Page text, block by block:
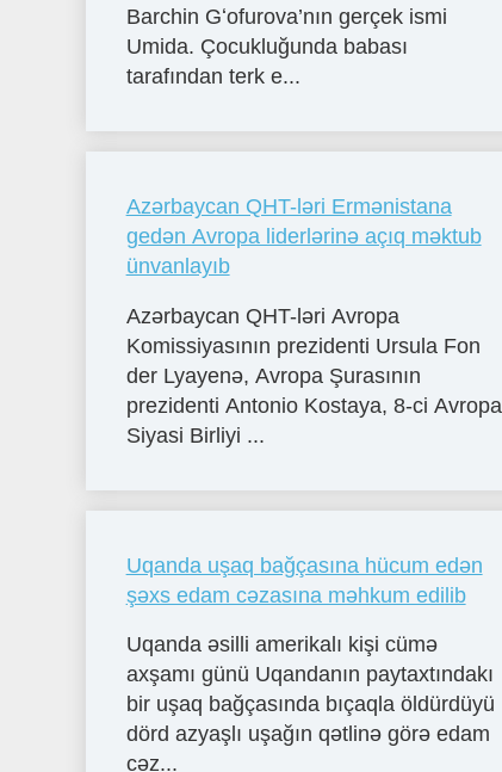
Barchin Gʻofurova’nın gerçek ismi
Umida. Çocukluğunda babası
tarafından terk e...
Azərbaycan QHT-ləri Ermənistana
gedən Avropa liderlərinə açıq məktub
ünvanlayıb
Azərbaycan QHT-ləri Avropa
Komissiyasının prezidenti Ursula Fon
der Lyayenə, Avropa Şurasının
prezidenti Antonio Kostaya, 8-ci Avropa
Siyasi Birliyi ...
Uqanda uşaq bağçasına hücum edən
şəxs edam cəzasına məhkum edilib
Uqanda əsilli amerikalı kişi cümə
axşamı günü Uqandanın paytaxtındakı
bir uşaq bağçasında bıçaqla öldürdüyü
dörd azyaşlı uşağın qətlinə görə edam
cəz...